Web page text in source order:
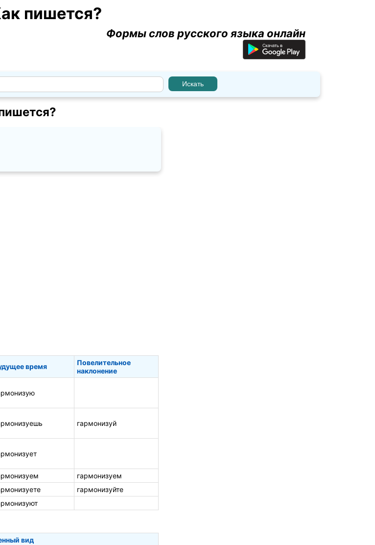
пишется?
Формы слов русского языка онлайн
время
Повелительное
наклонение
гармонизуй
гармонизуем
гармонизуйте
вид